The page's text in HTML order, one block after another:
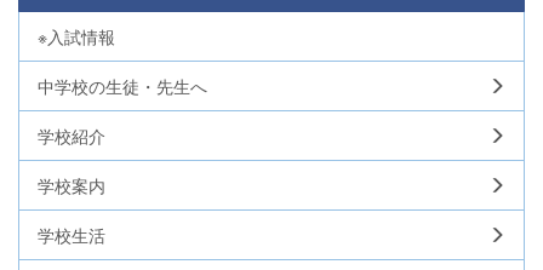
※入試情報
中学校の生徒・先生へ
学校紹介
学校案内
学校生活